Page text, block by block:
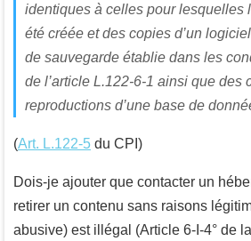
identiques à celles pour lesquelles
été créée et des copies d’un
de sauvegarde établie dans les
de l’article L.122-6-1 ainsi que des
reproductions d’une base de
(Art. L.122-5 du CPI)
Dois-je ajouter que contacter un
retirer un contenu sans raisons
abusive) est illégal (Article 6-I-4° de